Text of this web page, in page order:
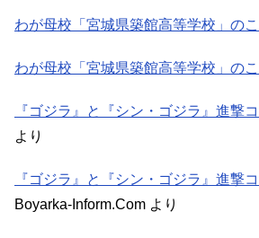
わが母校「宮城県築館高等学校」の
わが母校「宮城県築館高等学校」の
『ゴジラ』と『シン・ゴジラ』進撃
より
『ゴジラ』と『シン・ゴジラ』進撃
Boyarka-Inform.Com より